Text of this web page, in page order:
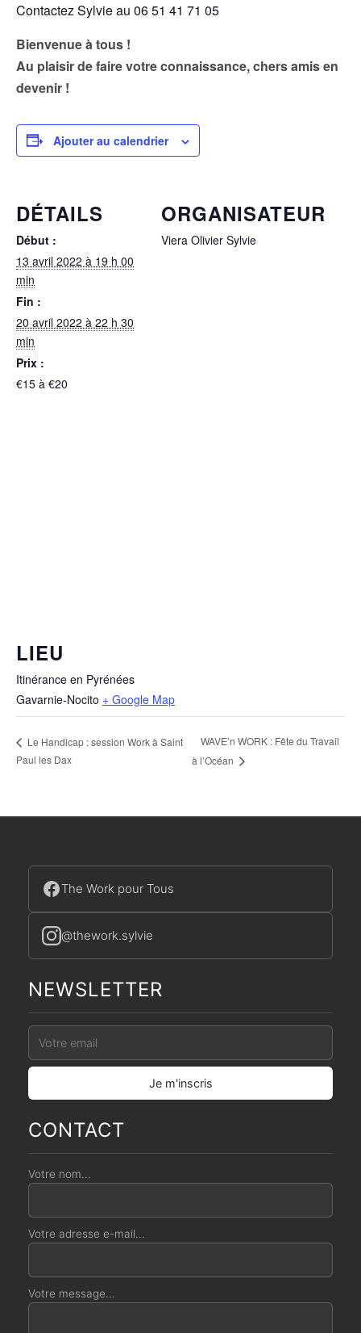
Contactez Sylvie au 06 51 41 71 05
Bienvenue à tous !
Au plaisir de faire votre connaissance, chers amis en
devenir !
Ajouter au calendrier
DÉTAILS
Début :
13 avril 2022 à 19 h 00
min
Fin :
20 avril 2022 à 22 h 30
min
Prix :
€15 à €20
ORGANISATEUR
Viera Olivier Sylvie
LIEU
Itinérance en Pyrénées
Gavarnie-Nocito + Google Map
Le Handicap : session Work à Saint
Paul les Dax
WAVE’n WORK : Fête du Travail
à l’Océan
The Work pour Tous
@thework.sylvie
NEWSLETTER
CONTACT
Votre nom...
Votre adresse e-mail...
Votre message...